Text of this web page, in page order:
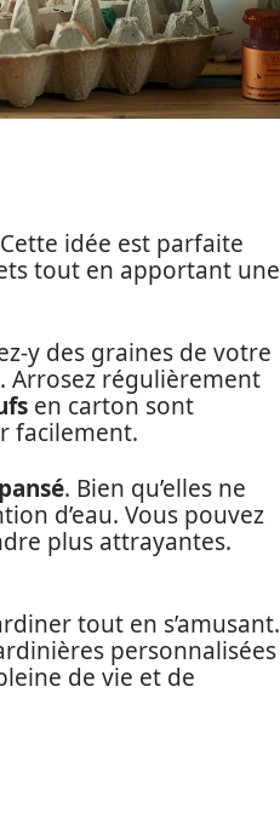
idée est parfaite
tout en apportant une
y des graines de votre
Arrosez régulièrement
en carton sont
facilement.
. Bien qu’elles ne
d’eau. Vous pouvez
plus attrayantes.
tout en s’amusant.
personnalisées
de vie et de